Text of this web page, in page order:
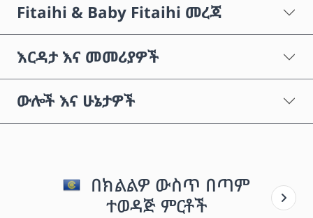
Fitaihi & Baby Fitaihi መረጃ
እርዳታ እና መመሪያዎች
ውሎች እና ሁኔታዎች
በክልልዎ ውስጥ በጣም
ተወዳጅ ምርቶች